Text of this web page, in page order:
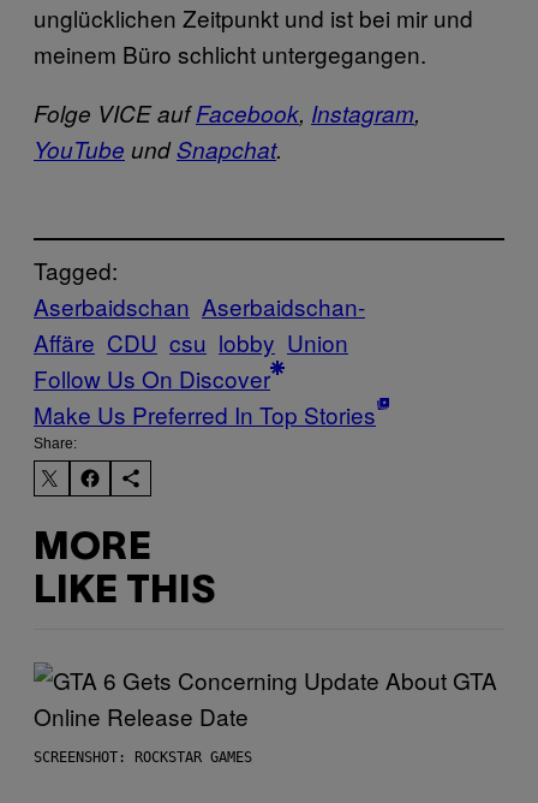
unglücklichen Zeitpunkt und ist bei mir und
meinem Büro schlicht untergegangen.
Folge VICE aufFacebook, Instagram,
YouTube undSnapchat.
Tagged:
Aserbaidschan Aserbaidschan-
Affäre CDU csu lobby Union
Follow Us On Discover
Make Us Preferred In Top Stories
Share:
MORE
LIKE THIS
SCREENSHOT: ROCKSTAR GAMES